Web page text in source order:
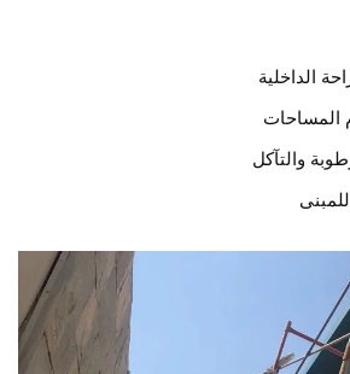
الداخلية
المساحات
والتآكل